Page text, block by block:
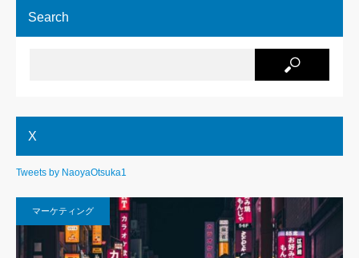
Search
X
Tweets by NaoyaOtsuka1
マーケティング